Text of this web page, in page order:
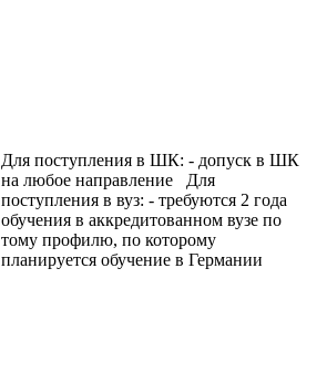
Для поступления в ШК: - допуск в ШК
на любое направление Для
поступления в вуз: - требуются 2 года
обучения в аккредитованном вузе по
тому профилю, по которому
планируется обучение в Германии